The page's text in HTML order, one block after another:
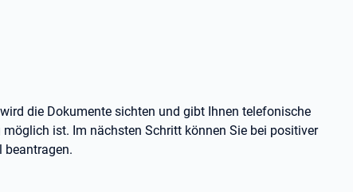
die Dokumente sichten und gibt Ihnen telefonische
möglich ist. Im nächsten Schritt können Sie bei positiver
beantragen.